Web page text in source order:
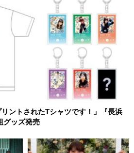
リントされたTシャツです！」『長浜
グッズ発売